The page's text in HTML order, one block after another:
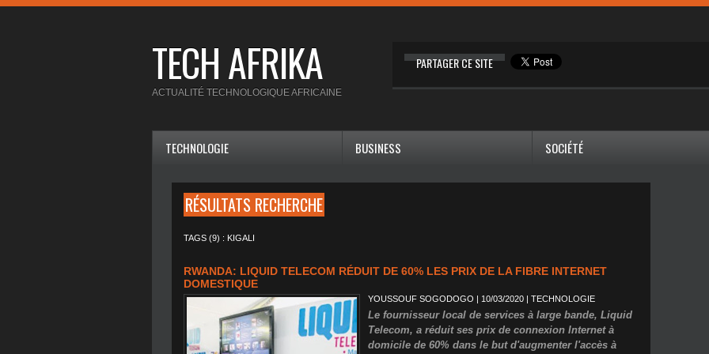
TECH AFRIKA PARTAGER CE SITE
ACTUALITÉ TECHNOLOGIQUE AFRICAINE
TECHNOLOGIE BUSINESS SOCIÉTÉ
RÉSULTATS RECHERCHE
TAGS (9) : KIGALI
RWANDA: LIQUID TELECOM RÉDUIT DE 60% LES PRIX DE LA FIBRE INTERNET
DOMESTIQUE
YOUSSOUF SOGODOGO | 10/03/2020 | TECHNOLOGIE
Le fournisseur local de services à large bande, Liquid
Telecom, a réduit ses prix de connexion Internet à
domicile de 60% dans le but d'augmenter l'accès à